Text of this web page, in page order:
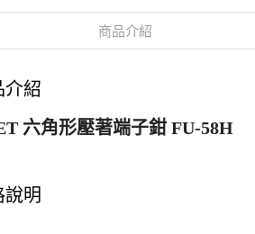
商品介紹
介紹
六角形壓著端子鉗 FU-58H
說明